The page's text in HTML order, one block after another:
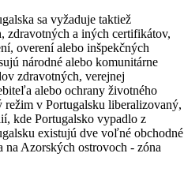
sa vyžaduje taktiež
zdravotných a iných certifikátov,
overení alebo inšpekčných
národné alebo komunitárne
zdravotných, verejnej
alebo ochrany životného
v Portugalsku liberalizovaný,
kde Portugalsko vypadlo z
existujú dve voľné obchodné
na Azorských ostrovoch - zóna